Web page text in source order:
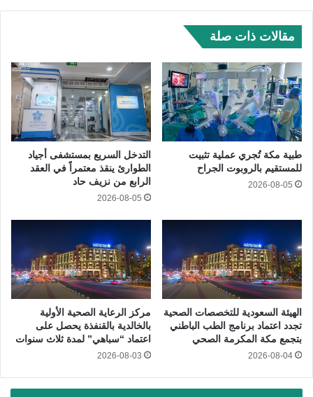
مقالات ذات صلة
طبية مكة تُجري عملية تثبيت
للمستقيم بالروبوت الجراح
2026-08-05
التدخل السريع بمستشفى أجياد
الطوارئ ينقذ معتمراً في العقد
الرابع من نزيف حاد
2026-08-05
الهيئة السعودية للتخصصات الصحية
تجدد اعتماد برنامج الطب الباطني
بتجمع مكة المكرمة الصحي
2026-08-04
مركز الرعاية الصحية الأولية
بالخالدية بالقنفذة يحصل على
اعتماد “سباهي” لمدة ثلاث سنوات
2026-08-03